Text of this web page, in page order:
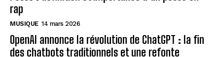
rap
MUSIQUE 14 mars 2026
OpenAI annonce la révolution de ChatGPT : la fin
des chatbots traditionnels et une refonte